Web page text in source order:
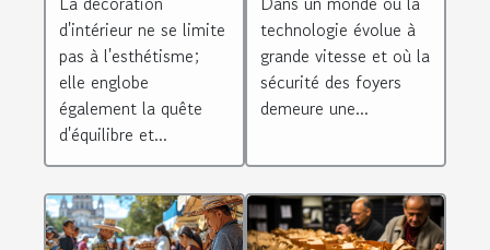
avec des
minéraux
d'intérieur ne se limite
pas à l'esthétisme;
elle englobe
également la quête
d'équilibre et...
respectueux de
la vie privée
technologie évolue à
grande vitesse et où la
sécurité des foyers
demeure une...